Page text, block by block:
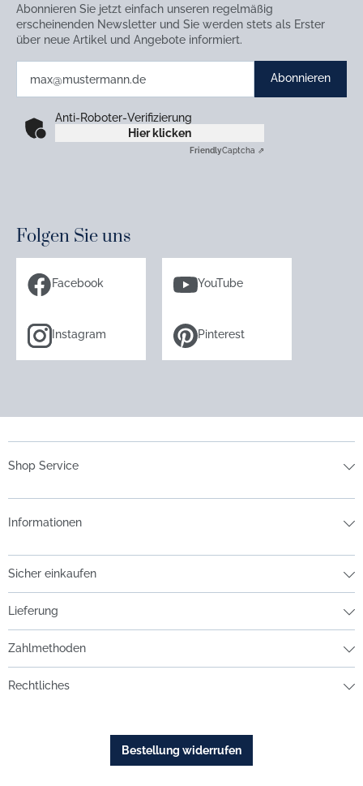
Abonnieren Sie jetzt einfach unseren regelmäßig
erscheinenden Newsletter und Sie werden stets als Erster
über neue Artikel und Angebote informiert.
Abonnieren
Anti-Roboter-Verifizierung
Hier klicken
FriendlyCaptcha ⇗
Folgen Sie uns
Facebook YouTube
Instagram Pinterest
Shop Service
Informationen
Sicher einkaufen
Lieferung
Zahlmethoden
Rechtliches
Bestellung widerrufen